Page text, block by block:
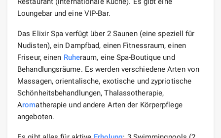
Loungebar und eine VIP-Bar.
Das Elixir Spa verfügt über 2 Saunen (eine speziell für
Nudisten), ein Dampfbad, einen Fitnessraum, einen
Friseur, einen Ruheraum, eine Spa-Boutique und
Behandlungsräume. Es werden verschiedene Arten von
Massagen, orientalische, exotische und zypriotische
Schönheitsbehandlungen, Thalassotherapie,
Aromatherapie und andere Arten der Körperpflege
angeboten.